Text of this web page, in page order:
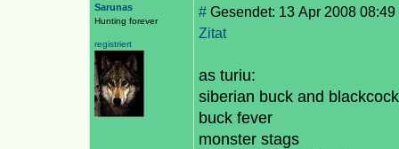
Sarunas
Hunting forever
registriert
# Gesendet: 13 Apr 2008 08:49
Zitat
as turiu:
siberian buck and blackcock
buck fever
monster stags